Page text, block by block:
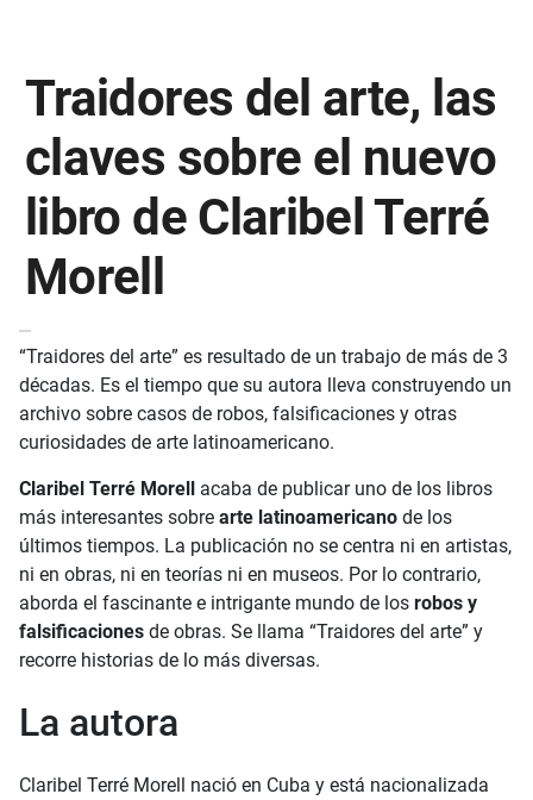
Traidores del arte, las
claves sobre el nuevo
libro de Claribel Terré
Morell
“Traidores del arte” es resultado de un trabajo de más de 3
décadas. Es el tiempo que su autora lleva construyendo un
archivo sobre casos de robos, falsificaciones y otras
curiosidades de arte latinoamericano.
Claribel Terré Morell acaba de publicar uno de los libros
más interesantes sobre arte latinoamericano de los
últimos tiempos. La publicación no se centra ni en artistas,
ni en obras, ni en teorías ni en museos. Por lo contrario,
aborda el fascinante e intrigante mundo de los robos y
falsificaciones de obras. Se llama “Traidores del arte” y
recorre historias de lo más diversas.
La autora
Claribel Terré Morell nació en Cuba y está nacionalizada